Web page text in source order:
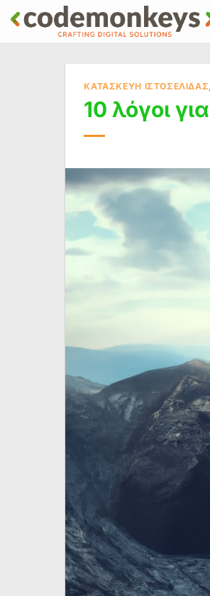
Μετάβαση
στο
ΚΑΤΑΣΚΕΥΉ ΙΣΤΟΣΕΛΊΔΑΣ,
10 λόγοι